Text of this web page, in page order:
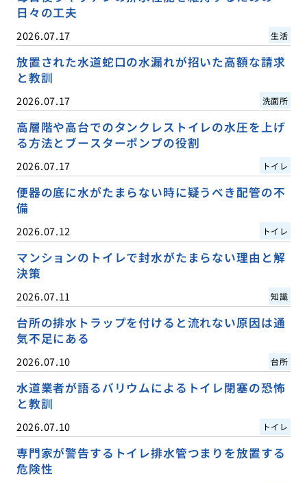
日々の工夫
2026.07.17 生活
放置された水道蛇口の水漏れが招いた高額な請求
と教訓
2026.07.17 洗面所
高層階や高台でのタンクレストイレの水圧を上げ
る方法とブースターポンプの役割
2026.07.17 トイレ
便器の底に水がたまらない時に疑うべき配管の不
備
2026.07.12 トイレ
マンションのトイレで封水がたまらない理由と解
決策
2026.07.11 知識
台所の排水トラップを付けると流れない原因は通
気不足にある
2026.07.10 台所
水道業者が語るバリウムによるトイレ閉塞の恐怖
と教訓
2026.07.10 トイレ
専門家が警告するトイレ排水管つまりを放置する
危険性